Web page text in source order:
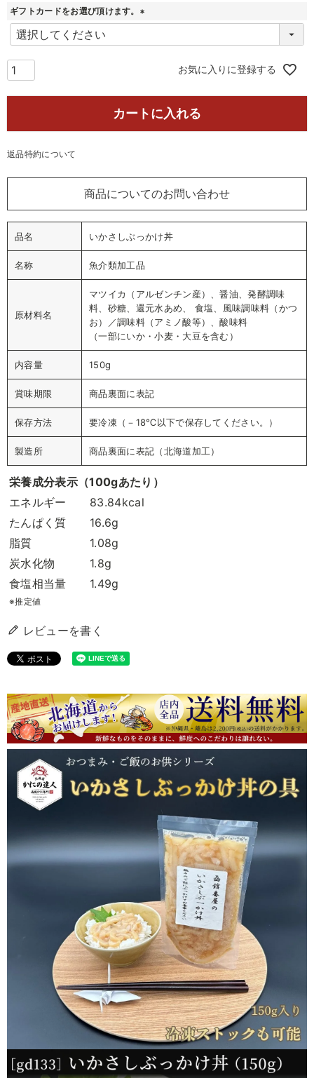
須
)
ギフトカードをお選び頂けます。
(
お気に入りに登録する
カートに入れる
返品特約について
商品についてのお問い合わせ
品名 いかさしぶっかけ丼
名称 魚介類加工品
原材料名
マツイカ（アルゼンチン産）、醤油、発酵調味
料、砂糖、還元水あめ、 食塩、風味調味料（かつ
お）／調味料（アミノ酸等）、酸味料
（一部にいか・小麦・大豆を含む）
内容量 150g
賞味期限 商品裏面に表記
保存方法 要冷凍（－18℃以下で保存してください。）
製造所 商品裏面に表記（北海道加工）
栄養成分表示（100gあたり）
エネルギー
83.84kcal
たんぱく質
16.6g
脂質
1.08g
炭水化物
1.8g
食塩相当量
1.49g
※推定値
レビューを書く